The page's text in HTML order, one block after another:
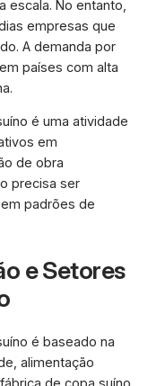
escala. No entanto,
empresas que
A demanda por
países com alta
é uma atividade
em
de obra
precisa ser
padrões de
e Setores
é baseado na
alimentação